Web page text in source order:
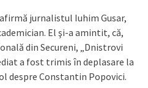
jurnalistul Iuhim Gusar,
El şi-a amintit, că,
din Secureni, „Dnistrovi
a fost trimis în deplasare la
despre Constantin Popovici.